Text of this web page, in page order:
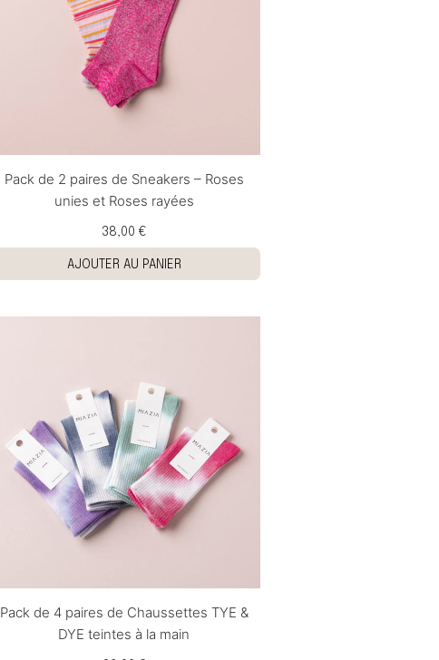
Pack de 2 paires de Sneakers – Roses
unies et Roses rayées
38,00 €
AJOUTER AU PANIER
Pack de 4 paires de Chaussettes TYE &
DYE teintes à la main